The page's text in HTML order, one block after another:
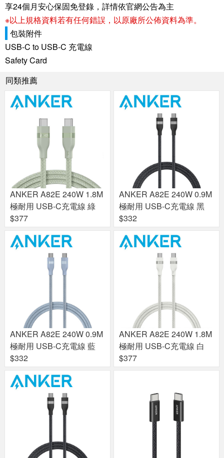
享24個月安心保固免登錄，詳情依官網公告為主
※以上規格資料若有任何錯誤，以原廠所公佈資料為準。
包裝附件
USB-C to USB-C 充電線
Safety Card
同類推薦
ANKER A82E 240W 1.8M
極耐用 USB-C充電線 綠
$377
ANKER A82E 240W 0.9M
極耐用 USB-C充電線 黑
$332
ANKER A82E 240W 0.9M
極耐用 USB-C充電線 藍
$332
ANKER A82E 240W 1.8M
極耐用 USB-C充電線 白
$377